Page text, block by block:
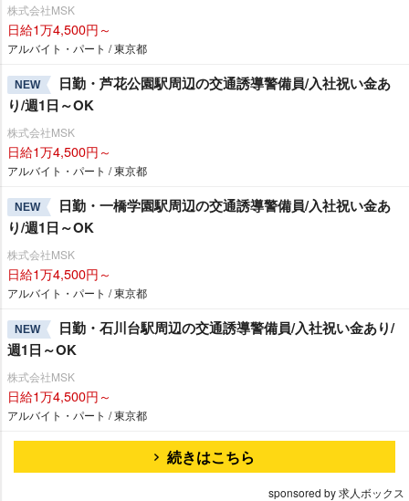
株式会社MSK
日給1万4,500円～
アルバイト・パート / 東京都
NEW
日勤・芦花公園駅周辺の交通誘導警備員/入社祝い金あ
り/週1日～OK
株式会社MSK
日給1万4,500円～
アルバイト・パート / 東京都
NEW
日勤・一橋学園駅周辺の交通誘導警備員/入社祝い金あ
り/週1日～OK
株式会社MSK
日給1万4,500円～
アルバイト・パート / 東京都
NEW
日勤・石川台駅周辺の交通誘導警備員/入社祝い金あり/
週1日～OK
株式会社MSK
日給1万4,500円～
アルバイト・パート / 東京都
続きはこちら
sponsored by 求人ボックス